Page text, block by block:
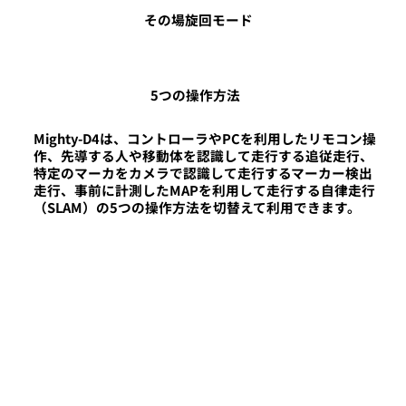
その場旋回モード
5つの操作方法
Mighty-D4は、コントローラやPCを利用したリモコン操
作、先導する人や移動体を認識して走行する追従走行、
特定のマーカをカメラで認識して走行するマーカー検出
走行、事前に計測したMAPを利用して走行する自律走行
（SLAM）の5つの操作方法を切替えて利用できます。